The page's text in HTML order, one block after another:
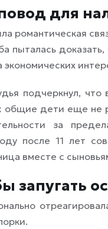
для
романтическая
пыталась
подчеркнул,
общие дети еще не
за
после 11 лет
вместе с
запугать